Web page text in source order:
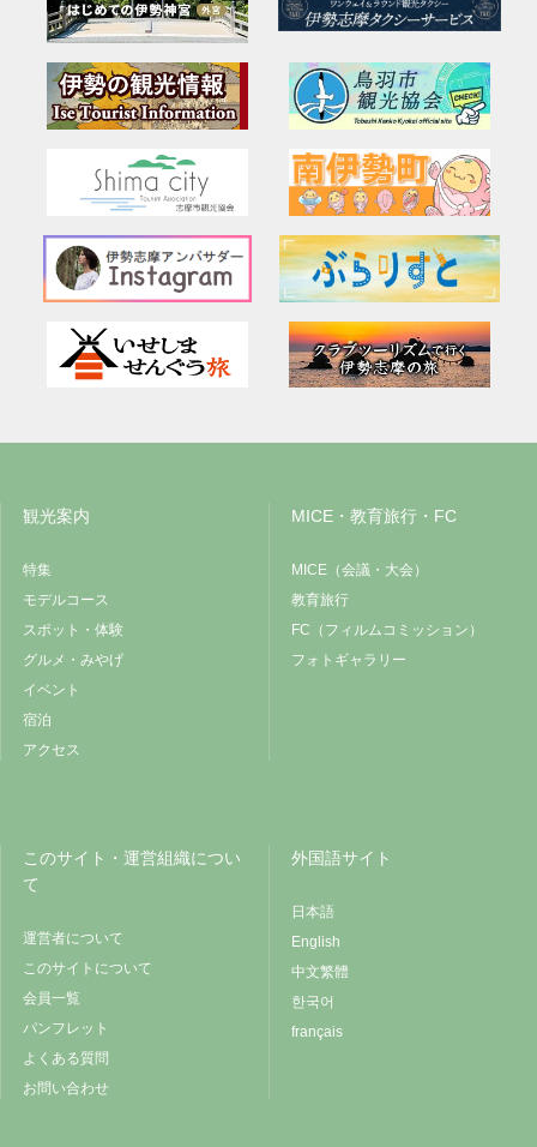
観光案内
特集
モデルコース
スポット・体験
グルメ・みやげ
イベント
宿泊
アクセス
MICE・教育旅行・FC
MICE（会議・大会）
教育旅行
FC（フィルムコミッション）
フォトギャラリー
このサイト・運営組織につい
て
運営者について
このサイトについて
会員一覧
パンフレット
よくある質問
お問い合わせ
外国語サイト
日本語
English
中文繁體
한국어
français